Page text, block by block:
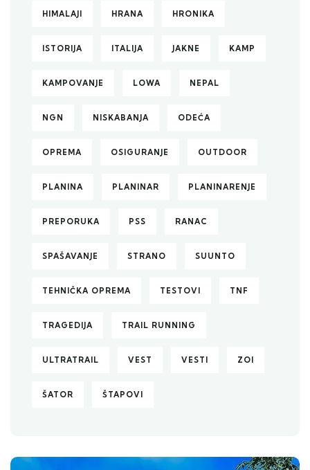
HIMALAJI HRANA HRONIKA
ISTORIJA ITALIJA JAKNE KAMP
KAMPOVANJE LOWA NEPAL
NGN NISKABANJA ODEĆA
OPREMA OSIGURANJE OUTDOOR
PLANINA PLANINAR PLANINARENJE
PREPORUKA PSS RANAC
SPAŠAVANJE STRANO SUUNTO
TEHNIČKA OPREMA TESTOVI TNF
TRAGEDIJA TRAIL RUNNING
ULTRATRAIL VEST VESTI ZOI
ŠATOR ŠTAPOVI